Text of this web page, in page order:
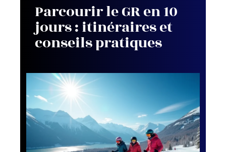
Parcourir le GR en 10
jours : itinéraires et
conseils pratiques